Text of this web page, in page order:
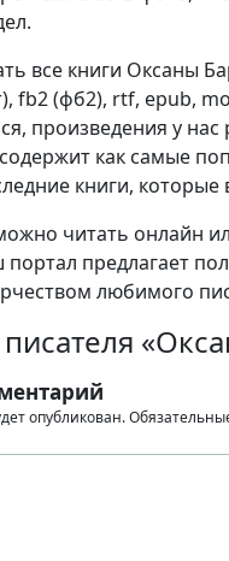
все книги Оксаны
fb2 (фб2), rtf, epub,
произведения у
как самые
книги,
читать онлайн
предлагает
любимого
опубликован.